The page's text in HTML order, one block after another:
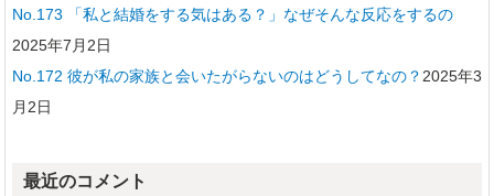
No.173 「私と結婚をする気はある？」なぜそんな反応をするの
2025年7月2日
No.172 彼が私の家族と会いたがらないのはどうしてなの？ 2025年3
月2日
最近のコメント